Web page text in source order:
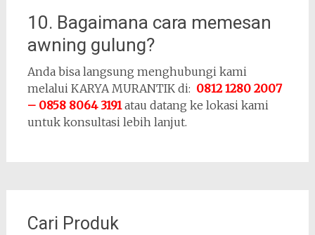
10. Bagaimana cara memesan
awning gulung?
Anda bisa langsung menghubungi kami
melalui KARYA MURANTIK di: 0812 1280 2007
– 0858 8064 3191atau datang ke lokasi kami
untuk konsultasi lebih lanjut.
Cari Produk